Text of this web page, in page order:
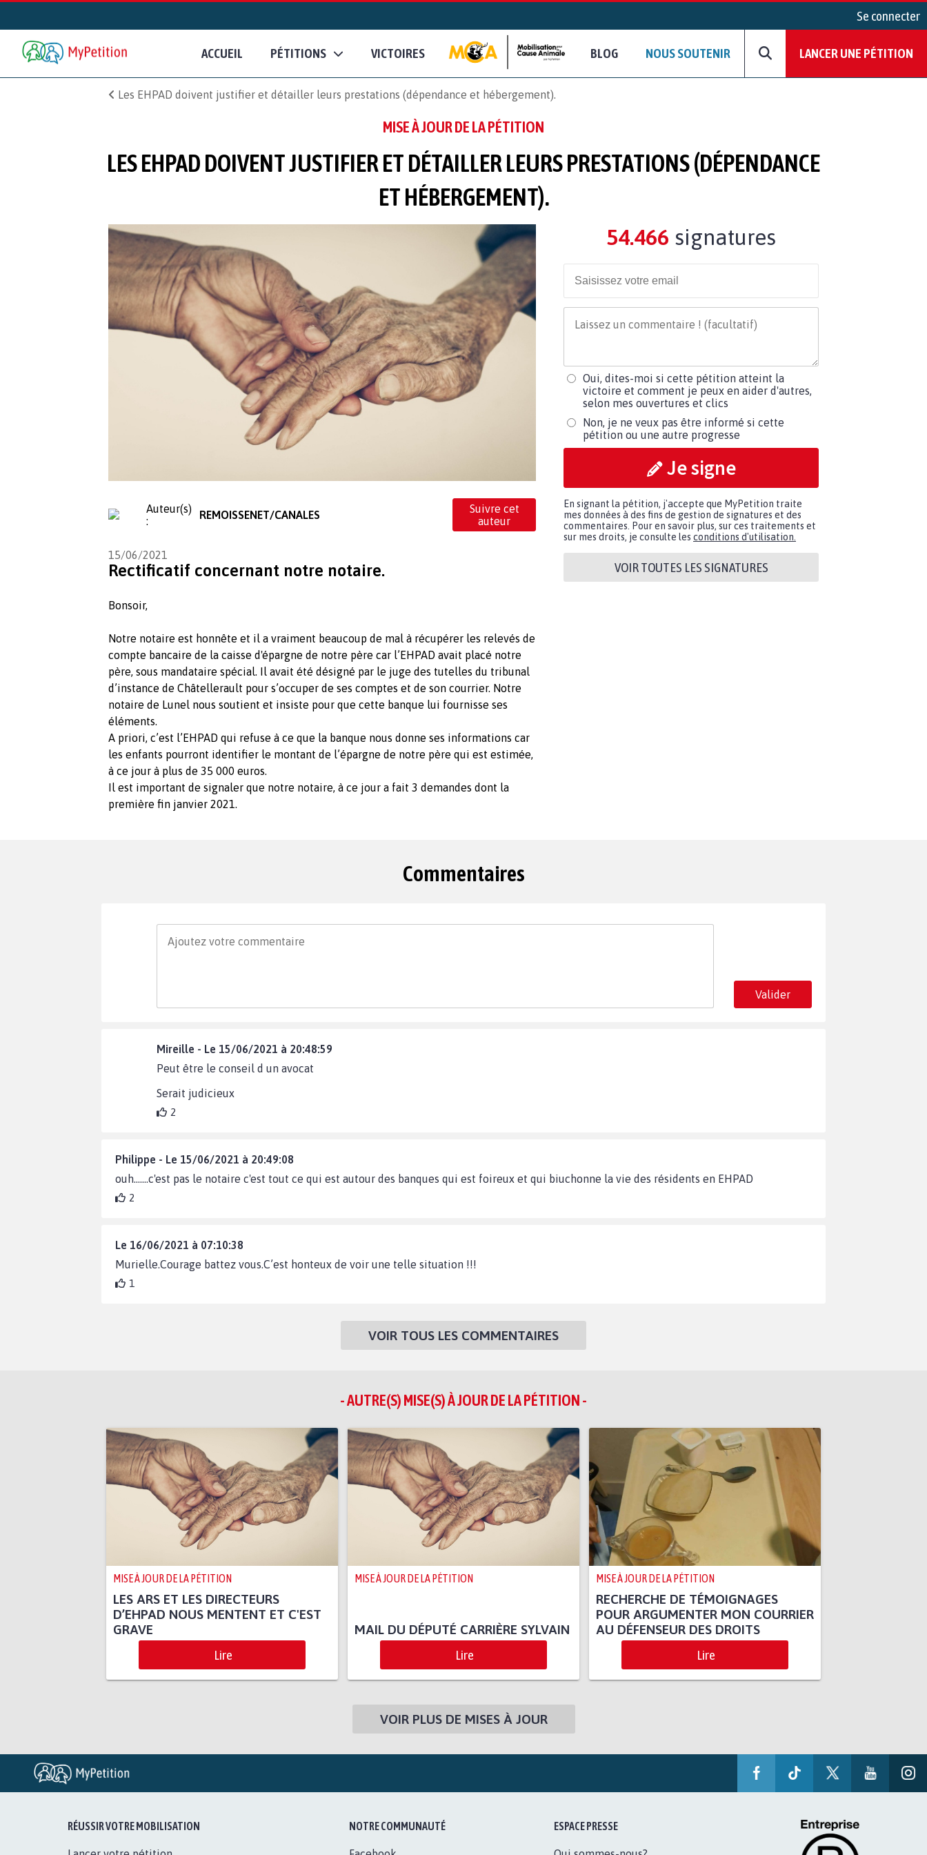
Se connecter
ACCUEIL PÉTITIONS VICTOIRES BLOG NOUS SOUTENIR LANCER UNE PÉTITION
Les EHPAD doivent justifier et détailler leurs prestations (dépendance et hébergement).
MISE À JOUR DE LA PÉTITION
LES EHPAD DOIVENT JUSTIFIER ET DÉTAILLER LEURS PRESTATIONS (DÉPENDANCE
ET HÉBERGEMENT).
Auteur(s)
:
REMOISSENET/CANALES
Suivre cet
auteur
15/06/2021
Rectificatif concernant notre notaire.
Bonsoir,
Notre notaire est honnête et il a vraiment beaucoup de mal à récupérer les relevés de
compte bancaire de la caisse d'épargne de notre père car l’EHPAD avait placé notre
père, sous mandataire spécial. Il avait été désigné par le juge des tutelles du tribunal
d’instance de Châtellerault pour s’occuper de ses comptes et de son courrier. Notre
notaire de Lunel nous soutient et insiste pour que cette banque lui fournisse ses
éléments.
A priori, c’est l’EHPAD qui refuse à ce que la banque nous donne ses informations car
les enfants pourront identifier le montant de l’épargne de notre père qui est estimée,
à ce jour à plus de 35 000 euros.
Il est important de signaler que notre notaire, à ce jour a fait 3 demandes dont la
première fin janvier 2021.
54.466 signatures
Oui, dites-moi si cette pétition atteint la
victoire et comment je peux en aider d'autres,
selon mes ouvertures et clics
Non, je ne veux pas être informé si cette
pétition ou une autre progresse
Je signe
En signant la pétition, j'accepte que MyPetition traite
mes données à des fins de gestion de signatures et des
commentaires. Pour en savoir plus, sur ces traitements et
sur mes droits, je consulte les conditions d'utilisation.
VOIR TOUTES LES SIGNATURES
Commentaires
Valider
Mireille - Le 15/06/2021 à 20:48:59
Peut être le conseil d un avocat
Serait judicieux
2
Philippe - Le 15/06/2021 à 20:49:08
ouh.......c'est pas le notaire c'est tout ce qui est autour des banques qui est foireux et qui biuchonne la vie des résidents en EHPAD
2
Le 16/06/2021 à 07:10:38
Murielle.Courage battez vous.C’est honteux de voir une telle situation !!!
1
VOIR TOUS LES COMMENTAIRES
- AUTRE(S) MISE(S) À JOUR DE LA PÉTITION -
MISE À JOUR DE LA PÉTITION
LES ARS ET LES DIRECTEURS
D’EHPAD NOUS MENTENT ET C'EST
GRAVE
Lire
MISE À JOUR DE LA PÉTITION
MAIL DU DÉPUTÉ CARRIÈRE SYLVAIN
Lire
MISE À JOUR DE LA PÉTITION
RECHERCHE DE TÉMOIGNAGES
POUR ARGUMENTER MON COURRIER
AU DÉFENSEUR DES DROITS
Lire
VOIR PLUS DE MISES À JOUR
RÉUSSIR VOTRE MOBILISATION NOTRE COMMUNAUTÉ ESPACE PRESSE